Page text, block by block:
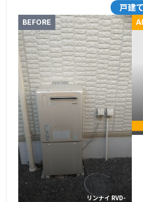
戸建て
BEFORE
リンナイ RVD-